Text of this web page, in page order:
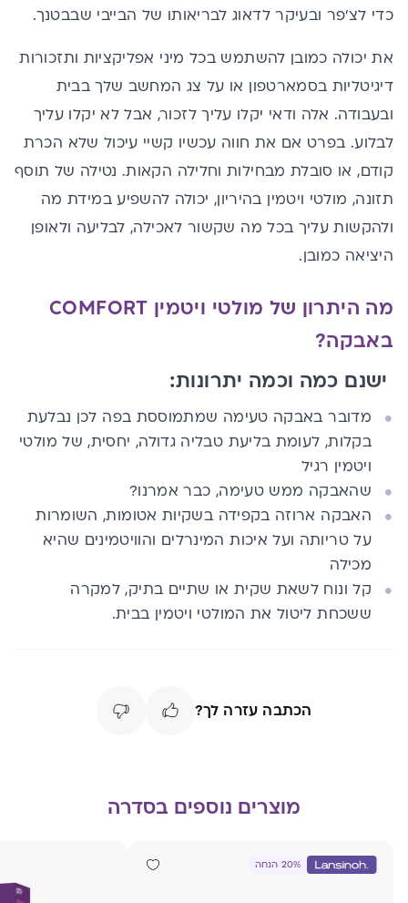
כדי לצ'פר ובעיקר לדאוג לבריאותו של הבייבי שבבטנך.
את יכולה כמובן להשתמש בכל מיני אפליקציות ותזכורות
דיגיטליות בסמארטפון או על צג המחשב שלך בבית
ובעבודה. אלה ודאי יקלו עליך לזכור, אבל לא יקלו עליך
לבלוע. בפרט אם את חווה עכשיו קשיי עיכול שלא הכרת
קודם, או סובלת מבחילות וחלילה הקאות. נטילה של תוסף
תזונה, מולטי ויטמין בהיריון, יכולה להשפיע במידת מה
ולהקשות עליך בכל מה שקשור לאכילה, לבליעה ולאופן
היציאה כמובן.
מה היתרון של מולטי ויטמין COMFORT
באבקה?
ישנם כמה וכמה יתרונות:
מדובר באבקה טעימה שמתמוססת בפה לכן נבלעת
בקלות, לעומת בליעת טבליה גדולה, יחסית, של מולטי
ויטמין רגיל
שהאבקה ממש טעימה, כבר אמרנו?
האבקה ארוזה בקפידה בשקיות אטומות, השומרות
על טריותה ועל איכות המינרלים והוויטמינים שהיא
מכילה
קל ונוח לשאת שקית או שתיים בתיק, למקרה
ששכחת ליטול את המולטי ויטמין בבית.
הכתבה עזרה לך?
מוצרים נוספים בסדרה
20% הנחה